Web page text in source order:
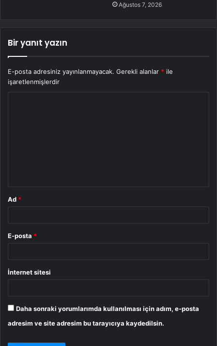
Ağustos 7, 2026
Bir yanıt yazın
E-posta adresiniz yayınlanmayacak. Gerekli alanlar * ile
işaretlenmişlerdir
Ad *
E-posta *
İnternet sitesi
Daha sonraki yorumlarımda kullanılması için adım, e-posta
adresim ve site adresim bu tarayıcıya kaydedilsin.